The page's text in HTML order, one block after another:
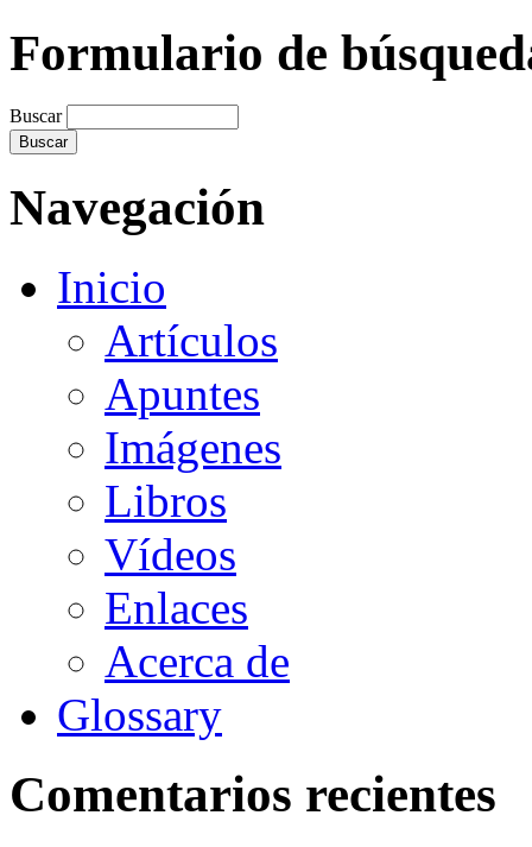
Formulario de
Buscar
Navegación
Inicio
Artículos
Apuntes
Imágenes
Libros
Vídeos
Enlaces
Acerca de
Glossary
Comentarios recientes